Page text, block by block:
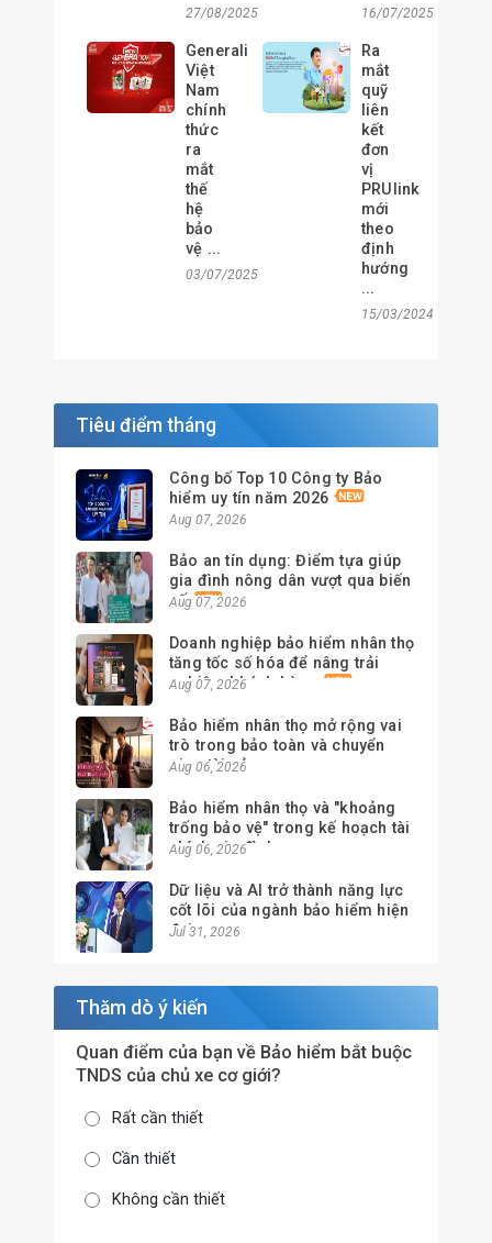
27/08/2025 16/07/2025
Generali
Việt
Nam
chính
thức
ra
mắt
thế
hệ
bảo
vệ ...
03/07/2025
Ra
mắt
quỹ
liên
kết
đơn
vị
PRUlink
mới
theo
định
hướng
...
15/03/2024
Tiêu điểm tháng
Công bố Top 10 Công ty Bảo
hiểm uy tín năm 2026
Aug 07, 2026
Bảo an tín dụng: Điểm tựa giúp
gia đình nông dân vượt qua biến
cố
Aug 07, 2026
Doanh nghiệp bảo hiểm nhân thọ
tăng tốc số hóa để nâng trải
nghiệm khách hàng
Aug 07, 2026
Bảo hiểm nhân thọ mở rộng vai
trò trong bảo toàn và chuyển
giao tài sản
Aug 06, 2026
Bảo hiểm nhân thọ và "khoảng
trống bảo vệ" trong kế hoạch tài
chính gia đình
Aug 06, 2026
Dữ liệu và AI trở thành năng lực
cốt lõi của ngành bảo hiểm hiện
đại
Jul 31, 2026
Thăm dò ý kiến
Quan điểm của bạn về Bảo hiểm bắt buộc
TNDS của chủ xe cơ giới?
Rất cần thiết
Cần thiết
Không cần thiết